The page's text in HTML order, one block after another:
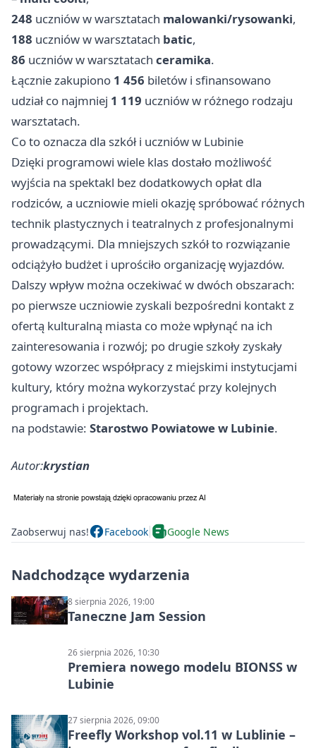
248 uczniów w warsztatach malowanki/rysowanki,
188 uczniów w warsztatach batic,
86 uczniów w warsztatach ceramika.
Łącznie zakupiono 1 456 biletów i sfinansowano
udział co najmniej 1 119 uczniów w różnego rodzaju
warsztatach.
Co to oznacza dla szkół i uczniów w Lubinie
Dzięki programowi wiele klas dostało możliwość
wyjścia na spektakl bez dodatkowych opłat dla
rodziców, a uczniowie mieli okazję spróbować różnych
technik plastycznych i teatralnych z profesjonalnymi
prowadzącymi. Dla mniejszych szkół to rozwiązanie
odciążyło budżet i uprościło organizację wyjazdów.
Dalszy wpływ można oczekiwać w dwóch obszarach:
po pierwsze uczniowie zyskali bezpośredni kontakt z
ofertą kulturalną miasta co może wpłynąć na ich
zainteresowania i rozwój; po drugie szkoły zyskały
gotowy wzorzec współpracy z miejskimi instytucjami
kultury, który można wykorzystać przy kolejnych
programach i projektach.
na podstawie: Starostwo Powiatowe w Lubinie.
Autor:krystian
Zaobserwuj nas! Facebook Google News
Nadchodzące wydarzenia
8 sierpnia 2026, 19:00
Taneczne Jam Session
26 sierpnia 2026, 10:30
Premiera nowego modelu BIONSS w
Lubinie
27 sierpnia 2026, 09:00
Freefly Workshop vol.11 w Lublinie –